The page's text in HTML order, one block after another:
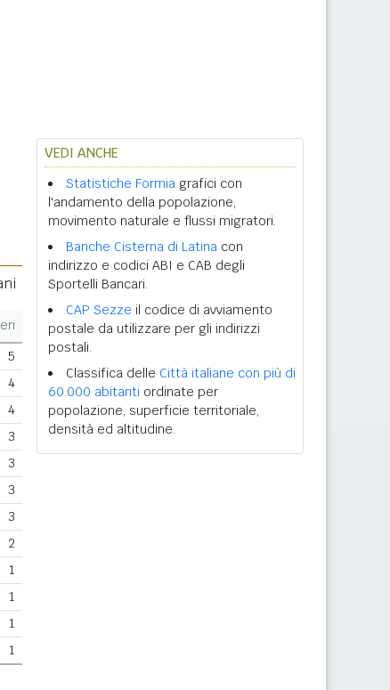
5
4
4
3
3
3
3
2
1
1
1
1
VEDI ANCHE
Statistiche Formia grafici con
l'andamento della popolazione,
movimento naturale e flussi migratori.
Banche Cisterna di Latina con
indirizzo e codici ABI e CAB degli
Sportelli Bancari.
CAP Sezze il codice di avviamento
postale da utilizzare per gli indirizzi
postali.
Classifica delle Città italiane con più di
60.000 abitanti ordinate per
popolazione, superficie territoriale,
densità ed altitudine.